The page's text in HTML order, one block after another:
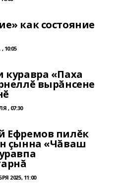
как состояние
10:05
куравра «Паха
вырăнсене
, 07:30
Ефремов пилĕк
çынна «Чăваш
2025, 11:00